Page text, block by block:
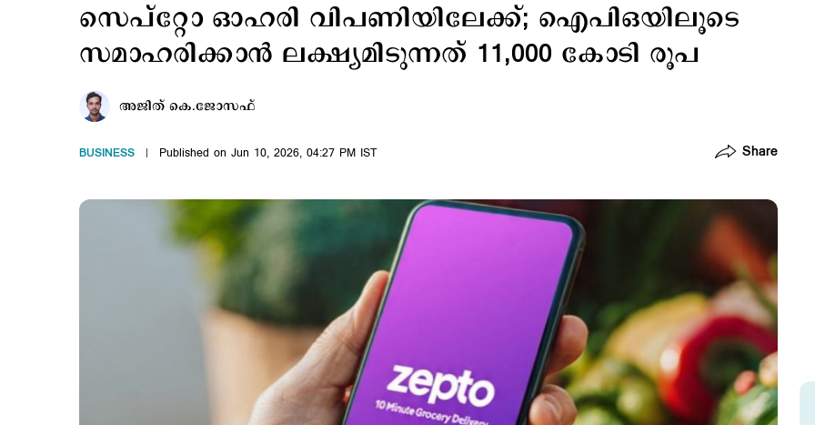
സെപ്റ്റോ ഓഹരി വിപണിയിലേക്ക്; ഐപിഒയിലൂടെ
സമാഹരിക്കാന്‍ ലക്ഷ്യമിടുന്നത് 11,000 കോടി രൂപ
അജിത് കെ.ജോസഫ്
BUSINESS Published on Jun 10, 2026, 04:27 PM IST Share